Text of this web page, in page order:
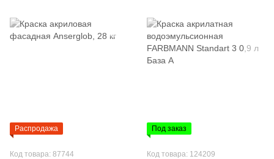
Распродажа
Код товара: 87744
Под заказ
Код товара: 124209